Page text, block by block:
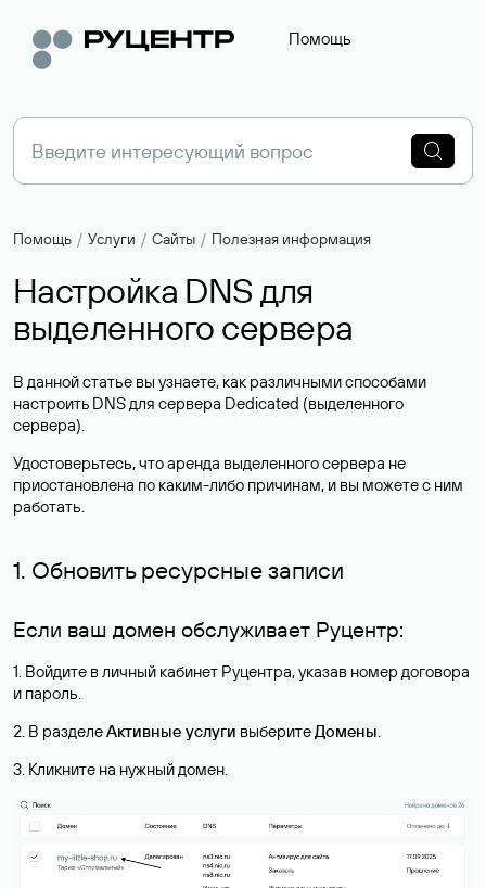
Помощь
Помощь Услуги Сайты Полезная информация
Настройка DNS для
выделенного сервера
В данной статье вы узнаете, как различными способами
настроить DNSдля сервера Dedicated (выделенного
сервера).
Удостоверьтесь, что аренда выделенного сервера не
приостановлена по каким-либо причинам, и вы можете с ним
работать.
1. Обновить ресурсные записи
Если ваш домен обслуживает Руцентр:
1. Войдите в личный кабинет Руцентра, указав номер договора
и пароль.
2. В разделеАктивные услуги выберитеДомены.
3. Кликните на нужный домен.